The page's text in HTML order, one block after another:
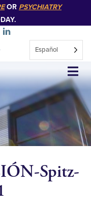
OR PSYCHIATRY
Español
Spitz-